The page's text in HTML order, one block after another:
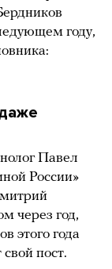
году,
Павел
России»
через год,
этого года
пост.